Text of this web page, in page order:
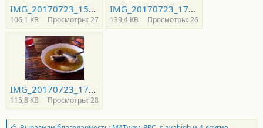
IMG_20170723_154951-800x600.jpg
106,1 KB Просмотры: 27
IMG_20170723_175722-800x600.jpg
139,4 KB Просмотры: 26
IMG_20170723_172115-800x600.jpg
115,8 KB Просмотры: 28